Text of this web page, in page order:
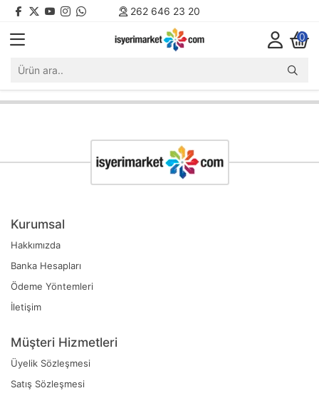
262 646 23 20
0
Kurumsal
Hakkımızda
Banka Hesapları
Ödeme Yöntemleri
İletişim
Müşteri Hizmetleri
Üyelik Sözleşmesi
Satış Sözleşmesi